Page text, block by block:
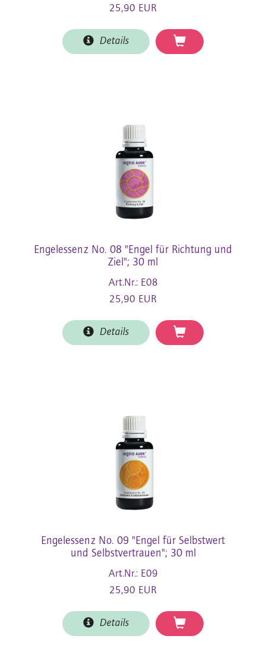
25,90 EUR
Details
Engelessenz No. 08 "Engel für Richtung und
Ziel"; 30 ml
Art.Nr.: E08
25,90 EUR
Details
Engelessenz No. 09 "Engel für Selbstwert
und Selbstvertrauen"; 30 ml
Art.Nr.: E09
25,90 EUR
Details